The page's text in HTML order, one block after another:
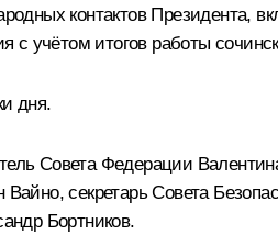
контактов Президента,
с учётом итогов работы
дня.
Совета Федерации
Вайно, секретарь Совета
Бортников.